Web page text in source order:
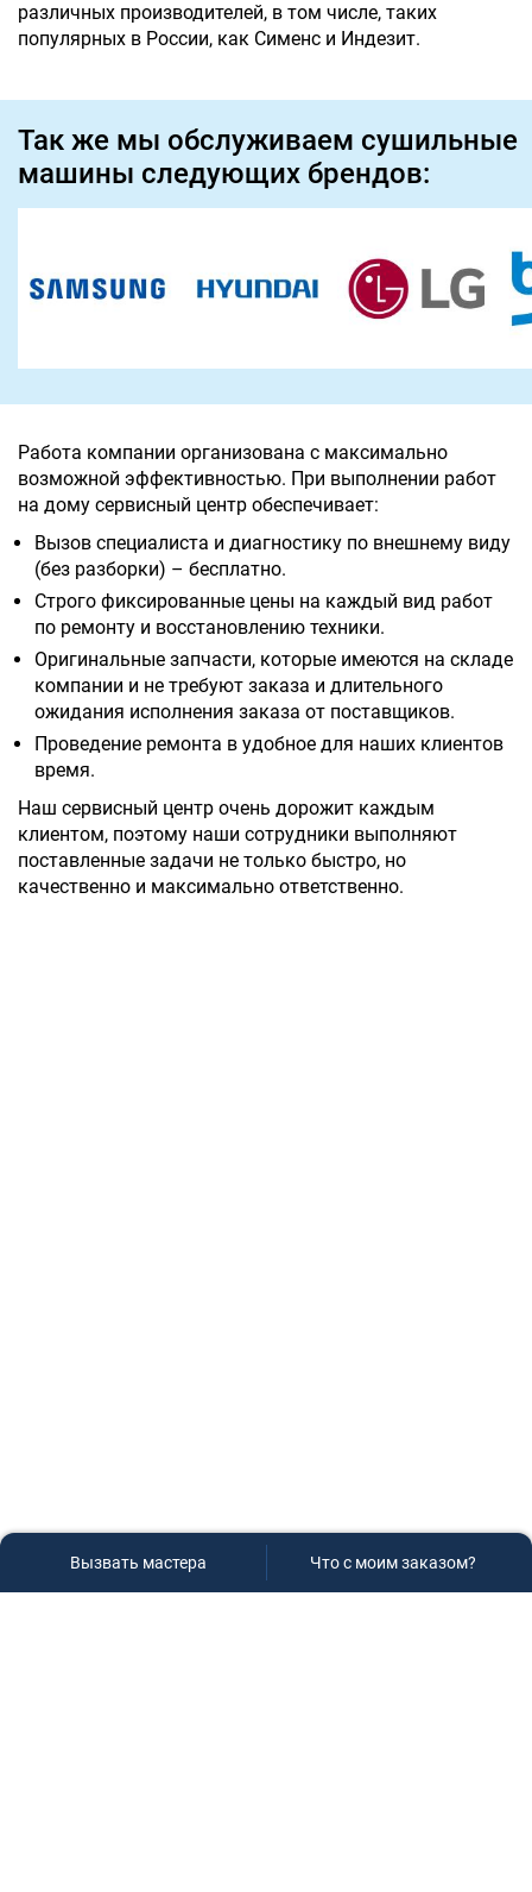
различных производителей, в том числе, таких
популярных в России, как Сименс и Индезит.
Так же мы обслуживаем сушильные
машины следующих брендов:
Работа компании организована с максимально
возможной эффективностью. При выполнении работ
на дому сервисный центр обеспечивает:
Вызов специалиста и диагностику по внешнему виду
(без разборки) – бесплатно.
Строго фиксированные цены на каждый вид работ
по ремонту и восстановлению техники.
Оригинальные запчасти, которые имеются на складе
компании и не требуют заказа и длительного
ожидания исполнения заказа от поставщиков.
Проведение ремонта в удобное для наших клиентов
время.
Наш сервисный центр очень дорожит каждым
клиентом, поэтому наши сотрудники выполняют
поставленные задачи не только быстро, но
качественно и максимально ответственно.
Вызвать мастера Что с моим заказом?